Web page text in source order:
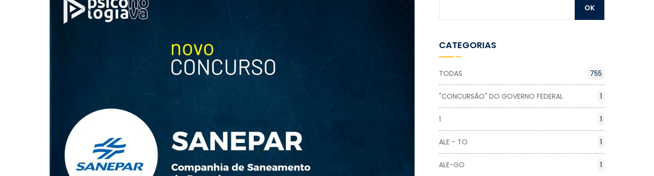
CATEGORIAS
TODAS 755
"CONCURSÃO" DO GOVERNO FEDERAL 1
1 1
ALE - TO 1
ALE-GO 1